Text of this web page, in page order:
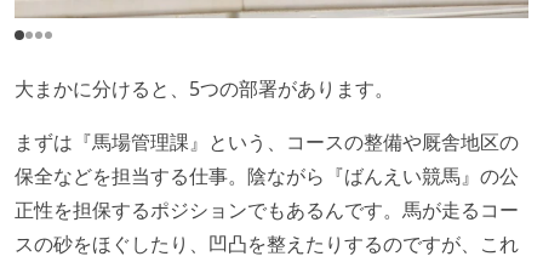
大まかに分けると、5つの部署があります。
まずは『馬場管理課』という、コースの整備や厩舎地区の
保全などを担当する仕事。陰ながら『ばんえい競馬』の公
正性を担保するポジションでもあるんです。馬が走るコー
スの砂をほぐしたり、凹凸を整えたりするのですが、これ